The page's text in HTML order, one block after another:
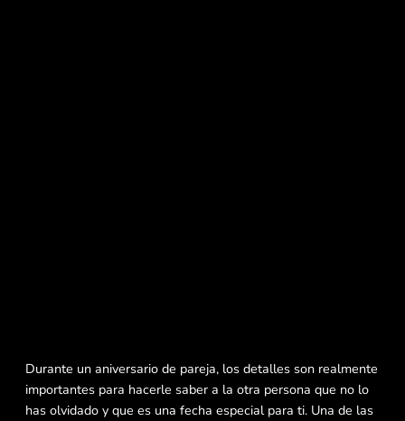
Durante un aniversario de pareja, los detalles son realmente
importantes para hacerle saber a la otra persona que no lo
has olvidado y que es una fecha especial para ti. Una de las